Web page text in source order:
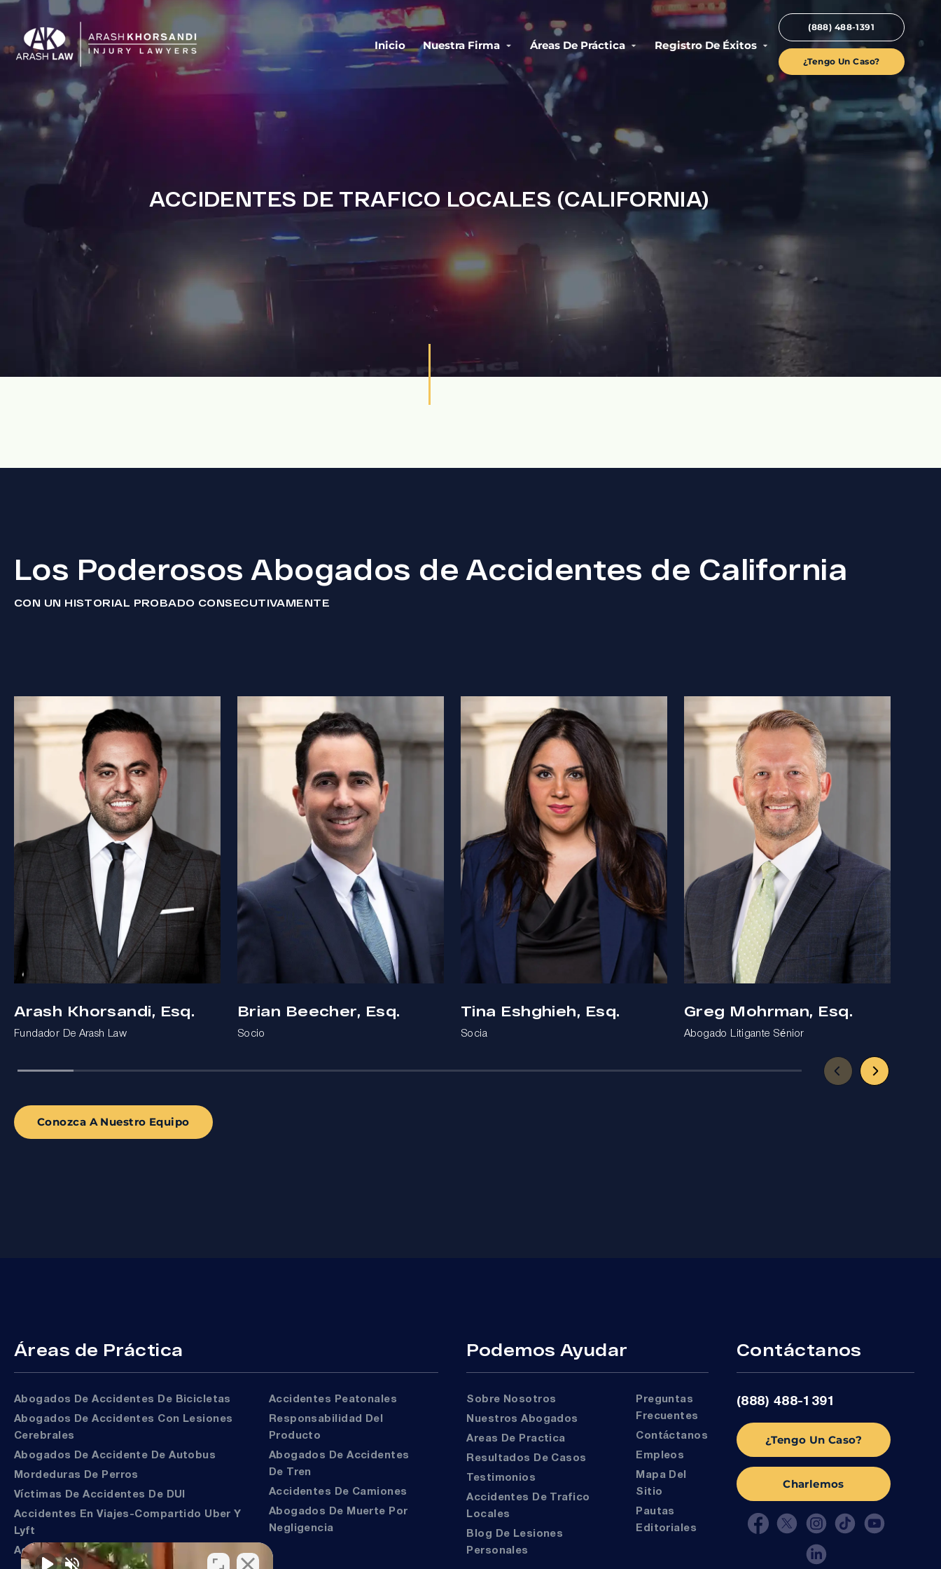
Inicio Nuestra Firma Áreas De Práctica Registro De Éxitos
(888) 488-1391
¿Tengo Un Caso?
ACCIDENTES DE TRAFICO LOCALES (CALIFORNIA)
Los Poderosos Abogados de Accidentes de California
CON UN HISTORIAL PROBADO CONSECUTIVAMENTE
Arash Khorsandi, Esq.
Fundador De Arash Law
Brian Beecher, Esq.
Socio
Tina Eshghieh, Esq.
Socia
Greg Mohrman, Esq.
Abogado Litigante Sénior
Conozca A Nuestro Equipo
Áreas de Práctica
Abogados De Accidentes De Bicicletas
Abogados De Accidentes Con Lesiones
Cerebrales
Abogados De Accidente De Autobus
Mordeduras De Perros
Víctimas De Accidentes De DUI
Accidentes En Viajes-Compartido Uber Y
Lyft
Accidentes En Motocicleta
Accidentes Peatonales
Responsabilidad Del
Producto
Abogados De Accidentes
De Tren
Accidentes De Camiones
Abogados De Muerte Por
Negligencia
Podemos Ayudar
Sobre Nosotros
Nuestros Abogados
Areas De Practica
Resultados De Casos
Testimonios
Accidentes De Trafico
Locales
Blog De Lesiones
Personales
Preguntas
Frecuentes
Contáctanos
Empleos
Mapa Del
Sitio
Pautas
Editoriales
Contáctanos
(888) 488-1391
¿Tengo Un Caso?
Charlemos